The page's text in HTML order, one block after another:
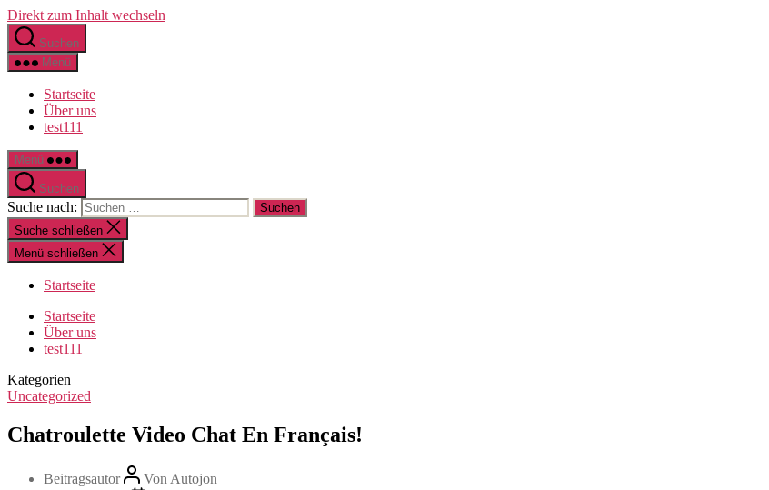
Direkt zum Inhalt wechseln
Suchen
Menü
Startseite
Über uns
test111
Menü
Suchen
Suche nach:
Suche schließen
Menü schließen
Startseite
Startseite
Über uns
test111
Kategorien
Uncategorized
Chatroulette Video Chat En Français!
Beitragsautor Von Autojon